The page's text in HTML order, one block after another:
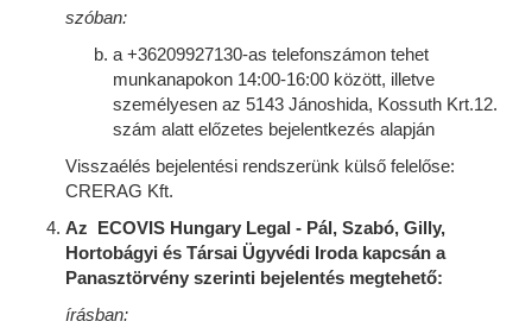
szóban:
a +36209927130-as telefonszámon tehet
munkanapokon 14:00-16:00 között, illetve
személyesen az 5143 Jánoshida, Kossuth Krt.12.
szám alatt előzetes bejelentkezés alapján
Visszaélés bejelentési rendszerünk külső felelőse:
CRERAG Kft.
Az ECOVIS Hungary Legal - Pál, Szabó, Gilly,
Hortobágyi és Társai Ügyvédi Iroda kapcsán a
Panasztörvény szerinti bejelentés megtehető:
írásban: